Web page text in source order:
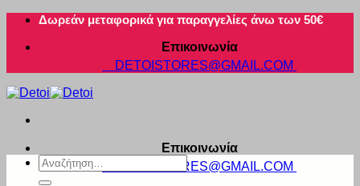
Μετάβαση
περιεχόμενο
Δωρεάν μεταφορικά για παραγγελίες άνω των 50€
Επικοινωνία
DETOISTORES@GMAIL.COM
Επικοινωνία
DETOISTORES@GMAIL.COM
Αναζήτηση
για: